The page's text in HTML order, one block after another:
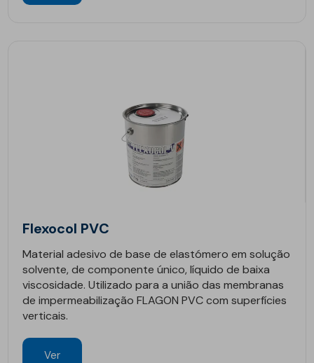
Flexocol PVC
Material adesivo de base de elastómero em solução
solvente, de componente único, líquido de baixa
viscosidade. Utilizado para a união das membranas
de impermeabilização FLAGON PVC com superfícies
verticais.
Ver